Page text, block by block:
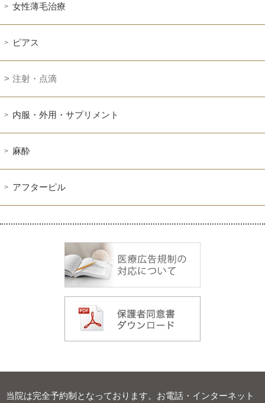
女性薄毛治療
ピアス
注射・点滴
内服・外用・サプリメント
麻酔
アフターピル
当院は完全予約制となっております。お電話・インターネット